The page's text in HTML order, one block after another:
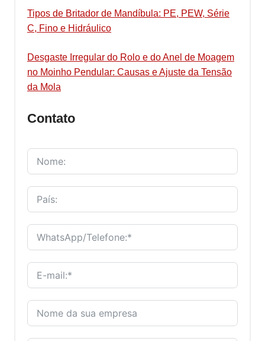
Tipos de Britador de Mandíbula: PE, PEW, Série
C, Fino e Hidráulico
Desgaste Irregular do Rolo e do Anel de Moagem
no Moinho Pendular: Causas e Ajuste da Tensão
da Mola
Contato